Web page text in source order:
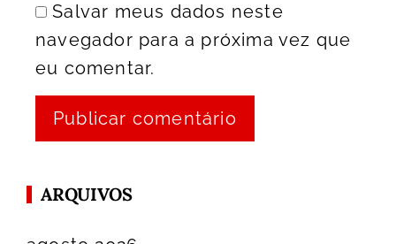
Salvar meus dados neste
navegador para a próxima vez que
eu comentar.
ARQUIVOS